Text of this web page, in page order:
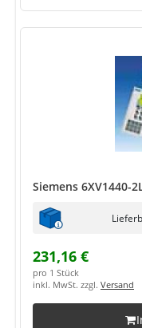
Siemens 6XV1440-
231,16 €
pro 1 Stück
inkl. MwSt. zzgl. Versand